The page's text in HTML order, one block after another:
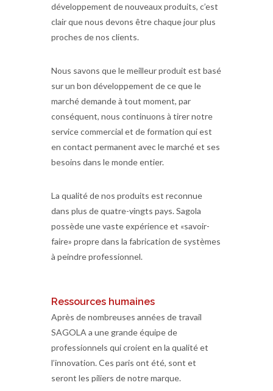
développement de nouveaux produits, c’est
clair que nous devons être chaque jour plus
proches de nos clients.
Nous savons que le meilleur produit est basé
sur un bon développement de ce que le
marché demande à tout moment, par
conséquent, nous continuons à tirer notre
service commercial et de formation qui est
en contact permanent avec le marché et ses
besoins dans le monde entier.
La qualité de nos produits est reconnue
dans plus de quatre-vingts pays. Sagola
possède une vaste expérience et «savoir-
faire» propre dans la fabrication de systèmes
à peindre professionnel.
Ressources humaines
Après de nombreuses années de travail
SAGOLA a une grande équipe de
professionnels qui croient en la qualité et
l’innovation. Ces paris ont été, sont et
seront les piliers de notre marque.